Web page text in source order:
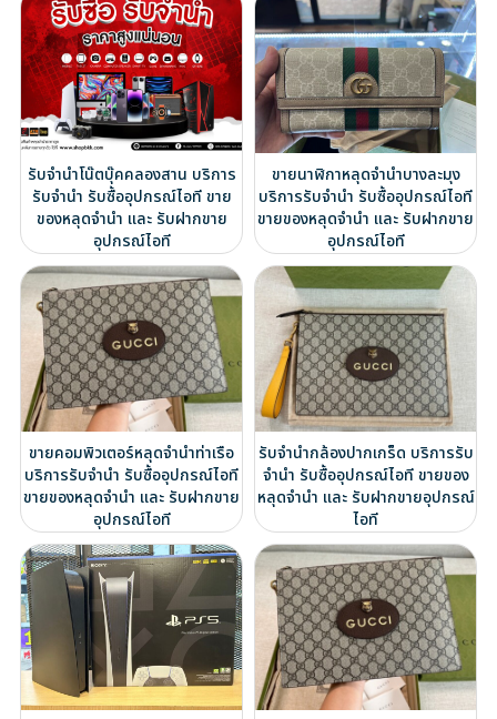
รับจำนำโน๊ตบุ๊คคลองสาน บริการ
รับจำนำ รับซื้ออุปกรณ์ไอที ขาย
ของหลุดจำนำ และ รับฝากขาย
อุปกรณ์ไอที
ขายนาฬิกาหลุดจำนำบางละมุง
บริการรับจำนำ รับซื้ออุปกรณ์ไอที
ขายของหลุดจำนำ และ รับฝากขาย
อุปกรณ์ไอที
ขายคอมพิวเตอร์หลุดจำนำท่าเรือ
บริการรับจำนำ รับซื้ออุปกรณ์ไอที
ขายของหลุดจำนำ และ รับฝากขาย
อุปกรณ์ไอที
รับจำนำกล้องปากเกร็ด บริการรับ
จำนำ รับซื้ออุปกรณ์ไอที ขายของ
หลุดจำนำ และ รับฝากขายอุปกรณ์
ไอที